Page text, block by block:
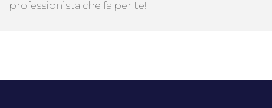
professionista che fa per te!